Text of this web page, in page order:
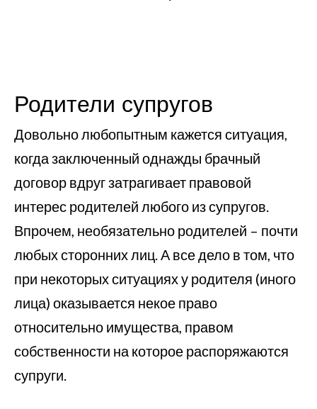
Родители супругов
Довольно любопытным кажется ситуация,
когда заключенный однажды брачный
договор вдруг затрагивает правовой
интерес родителей любого из супругов.
Впрочем, необязательно родителей – почти
любых сторонних лиц. А все дело в том, что
при некоторых ситуациях у родителя (иного
лица) оказывается некое право
относительно имущества, правом
собственности на которое распоряжаются
супруги.